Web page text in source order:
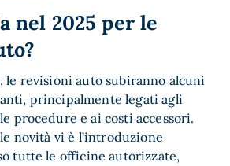
nel 2025 per le
le revisioni auto subiranno alcuni
principalmente legati agli
procedure e ai costi accessori.
novità vi è l’introduzione
tutte le officine autorizzate,